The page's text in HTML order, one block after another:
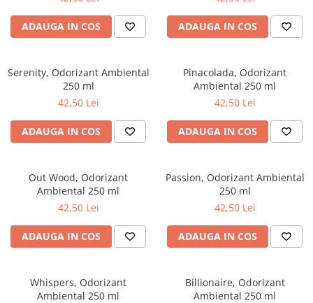
Articole din Carton Negru
Boluri
Articole din Plastic PP
Caserole
Sosiere
Articole din Trestie de Zahar Alb
Articole din Trestie de Zahar Natur
Caserole
Farfurii
ADAUGA IN COS ADAUGA IN COS
Serenity, Odorizant Ambiental
250 ml
42,50 Lei
ADAUGA IN COS
Pinacolada, Odorizant
Ambiental 250 ml
42,50 Lei
ADAUGA IN COS
Out Wood, Odorizant
Ambiental 250 ml
42,50 Lei
ADAUGA IN COS
Passion, Odorizant Ambiental
250 ml
42,50 Lei
ADAUGA IN COS
Whispers, Odorizant
Ambiental 250 ml
Billionaire, Odorizant
Ambiental 250 ml